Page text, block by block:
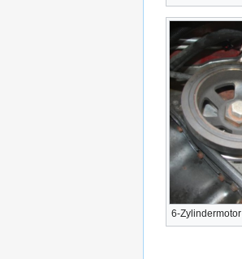
6-Zylindermotor